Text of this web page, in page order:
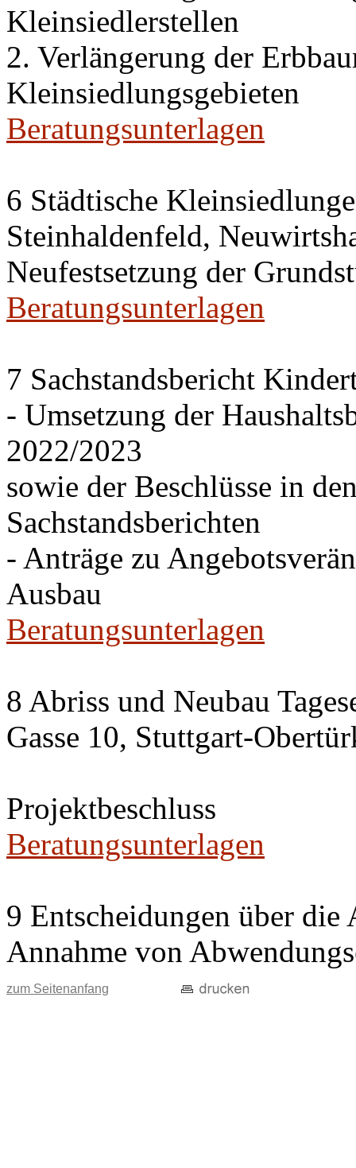
Kleinsiedlerstellen
2. Verlängerung der
Kleinsiedlungsgebieten
Beratungsunterlagen
6 Städtische
Steinhaldenfeld,
Neufestsetzung der
Beratungsunterlagen
7 Sachstandsbericht
- Umsetzung der
2022/2023
sowie der Beschlüsse in
Sachstandsberichten
- Anträge zu
Ausbau
Beratungsunterlagen
8 Abriss und Neubau
Gasse 10, Stuttgart-
Projektbeschluss
Beratungsunterlagen
9 Entscheidungen über
Annahme von
zum Seitenanfang